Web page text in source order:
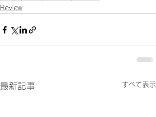
Review
最新記事 すべて表示